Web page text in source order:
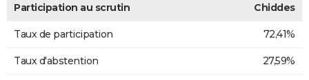
Participation au scrutin Chiddes
Taux de participation 72,41%
Taux d'abstention 27,59%